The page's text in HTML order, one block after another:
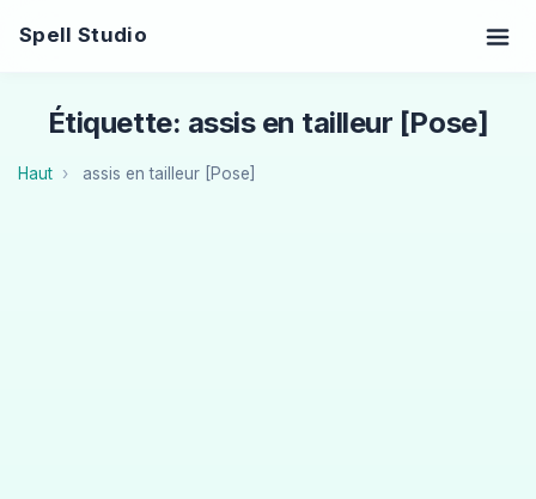
Spell Studio
Étiquette: assis en tailleur [Pose]
Haut assis en tailleur [Pose]